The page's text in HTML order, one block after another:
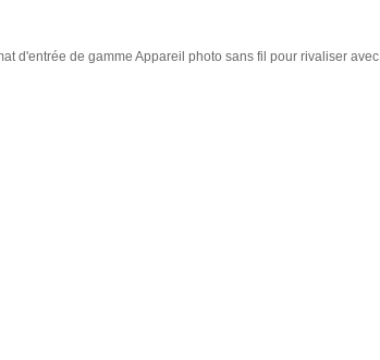
d'entrée de gamme Appareil photo sans fil pour rivaliser avec